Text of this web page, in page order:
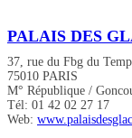
PALAIS DES
37, rue du Fbg du
75010 PARIS
M° République /
Tél: 01 42 02 27 17
Web: